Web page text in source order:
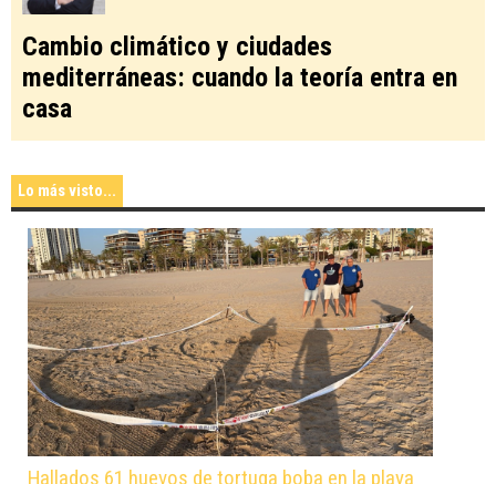
Cambio climático y ciudades
mediterráneas: cuando la teoría entra en
casa
Lo más visto...
Hallados 61 huevos de tortuga boba en la playa